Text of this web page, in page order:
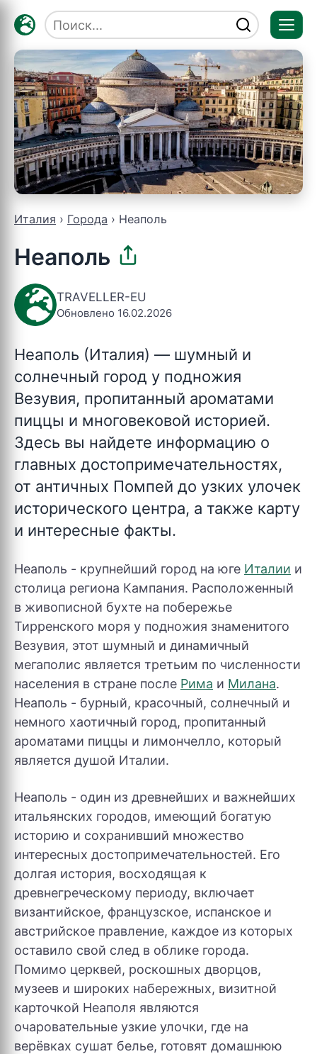
Италия Города Неаполь
Неаполь
TRAVELLER-EU
Обновлено 16.02.2026
Неаполь (Италия) — шумный и
солнечный город у подножия
Везувия, пропитанный ароматами
пиццы и многовековой историей.
Здесь вы найдете информацию о
главных достопримечательностях,
от античных Помпей до узких улочек
исторического центра, а также карту
и интересные факты.
Неаполь - крупнейший город на юге Италии и
столица региона Кампания. Расположенный
в живописной бухте на побережье
Тирренского моря у подножия знаменитого
Везувия, этот шумный и динамичный
мегаполис является третьим по численности
населения в стране после Рима и Милана.
Неаполь - бурный, красочный, солнечный и
немного хаотичный город, пропитанный
ароматами пиццы и лимончелло, который
является душой Италии.
Неаполь - один из древнейших и важнейших
итальянских городов, имеющий богатую
историю и сохранивший множество
интересных достопримечательностей. Его
долгая история, восходящая к
древнегреческому периоду, включает
византийское, французское, испанское и
австрийское правление, каждое из которых
оставило свой след в облике города.
Помимо церквей, роскошных дворцов,
музеев и широких набережных, визитной
карточкой Неаполя являются
очаровательные узкие улочки, где на
верёвках сушат белье, готовят домашнюю